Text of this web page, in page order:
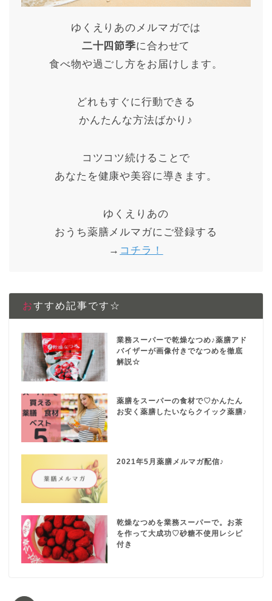
ゆくえりあのメルマガでは
二十四節季に合わせて
食べ物や過ごし方をお届けします。
どれもすぐに行動できる
かんたんな方法ばかり♪
コツコツ続けることで
あなたを健康や美容に導きます。
ゆくえりあの
おうち薬膳メルマガにご登録する
→ コチラ！
おすすめ記事です☆
業務スーパーで乾燥なつめ♪薬膳アド
バイザーが画像付きでなつめを徹底
解説☆
薬膳をスーパーの食材で♡かんたん
お安く薬膳したいならクイック薬膳♪
2021年5月薬膳メルマガ配信♪
乾燥なつめを業務スーパーで。お茶
を作って大成功♡砂糖不使用レシピ
付き